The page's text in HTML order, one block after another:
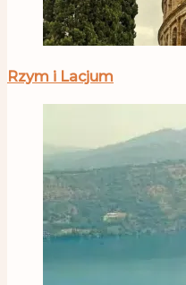
Rzym i Lacjum